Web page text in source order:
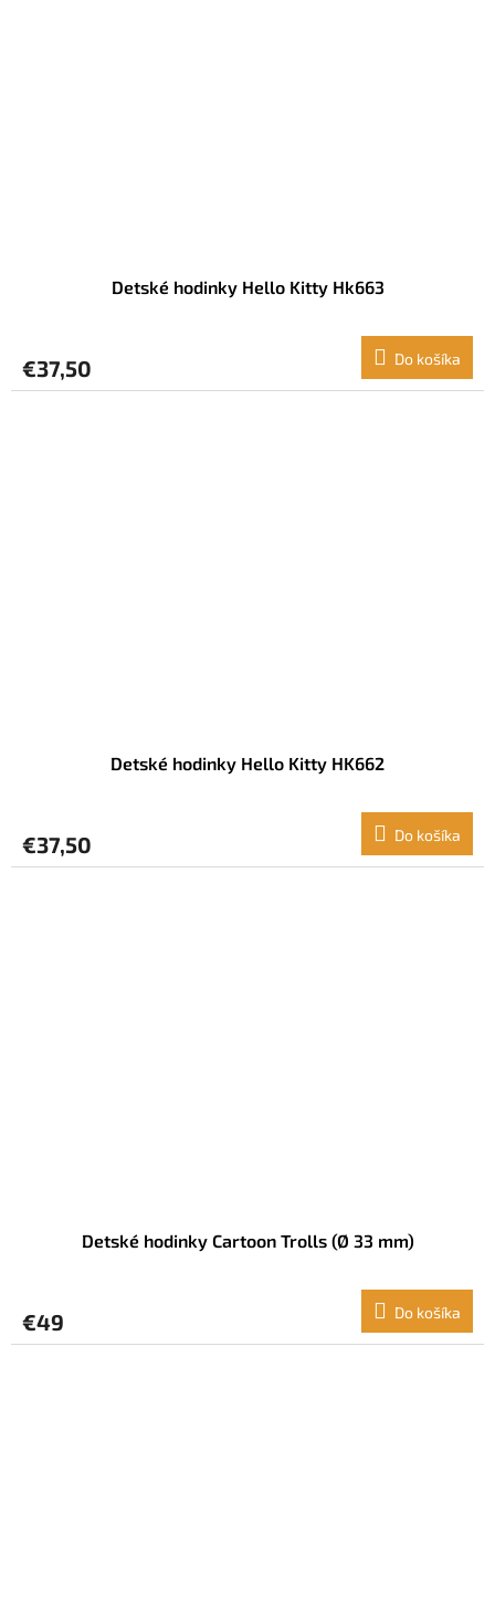
Detské hodinky Hello Kitty Hk663
€37,50 Do košíka
Detské hodinky Hello Kitty HK662
€37,50 Do košíka
Detské hodinky Cartoon Trolls (Ø 33 mm)
€49 Do košíka